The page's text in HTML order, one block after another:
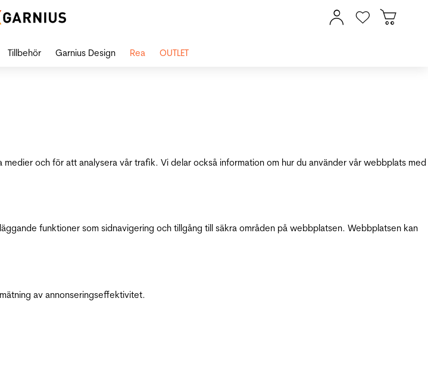
och för att analysera vår trafik. Vi delar också information om hur du använder vår webbplats med
funktioner som sidnavigering och tillgång till säkra områden på webbplatsen. Webbplatsen kan
av annonseringseffektivitet.
Tillbehör Garnius Design Rea OUTLET